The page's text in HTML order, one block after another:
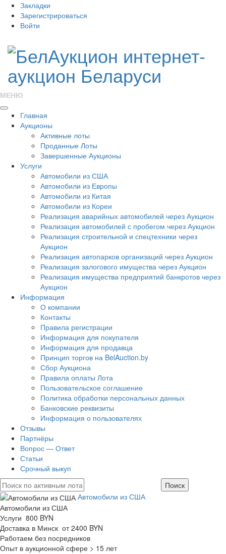
Закладки
Зарегистрироваться
Войти
МЕНЮ
Главная
Аукционы
Активные лоты
Проданные Лоты
Завершенные Аукционы
Услуги
Автомобили из США
Автомобили из Европы
Автомобили из Китая
Автомобили из Кореи
Реализация аварийных автомобилей через Аукцион
Реализация автомобилей с пробегом через Аукцион
Реализация строительной и спецтехники через
Аукцион
Реализация автопарков организаций через Аукцион
Реализация залогового имущества через Аукцион
Реализация имущества предприятий банкротов через
Аукцион
Информация
О компании
Контакты
Правила регистрации
Информация для покупателя
Информация для продавца
Принцип торгов на BelAuction.by
Сбор Аукциона
Правила оплаты Лота
Пользовательское соглашение
Политика обработки персональных данных
Банковские реквизиты
Информация о пользователях
Отзывы
Партнёры
Вопрос — Ответ
Статьи
Срочный выкуп
Автомобили из США
Автомобили из США
Услуги 800 BYN
Доставка в Минск от 2400 BYN
Работаем без посредников
Опыт в аукционной сфере > 15 лет